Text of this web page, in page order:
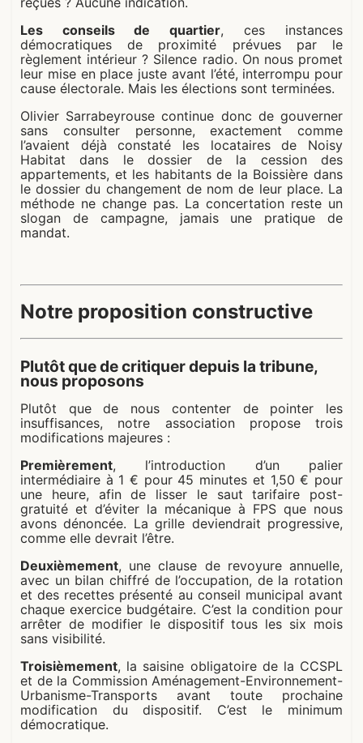
Les conseils de quartier, ces instances
démocratiques de proximité prévues par le
règlement intérieur ? Silence radio. On nous promet
leur mise en place juste avant l’été, interrompu pour
cause électorale. Mais les élections sont terminées.
Olivier Sarrabeyrouse continue donc de gouverner
sans consulter personne, exactement comme
l’avaient déjà constaté les locataires de Noisy
Habitat dans le dossier de la cession des
appartements, et les habitants de la Boissière dans
le dossier du changement de nom de leur place. La
méthode ne change pas. La concertation reste un
slogan de campagne, jamais une pratique de
mandat.
Notre proposition constructive
Plutôt que de critiquer depuis la tribune,
nous proposons
Plutôt que de nous contenter de pointer les
insuffisances, notre association propose trois
modifications majeures :
Premièrement, l’introduction d’un palier
intermédiaire à 1 € pour 45 minutes et 1,50 € pour
une heure, afin de lisser le saut tarifaire post-
gratuité et d’éviter la mécanique à FPS que nous
avons dénoncée. La grille deviendrait progressive,
comme elle devrait l’être.
Deuxièmement, une clause de revoyure annuelle,
avec un bilan chiffré de l’occupation, de la rotation
et des recettes présenté au conseil municipal avant
chaque exercice budgétaire. C’est la condition pour
arrêter de modifier le dispositif tous les six mois
sans visibilité.
Troisièmement, la saisine obligatoire de la CCSPL
et de la Commission Aménagement-Environnement-
Urbanisme-Transports avant toute prochaine
modification du dispositif. C’est le minimum
démocratique.